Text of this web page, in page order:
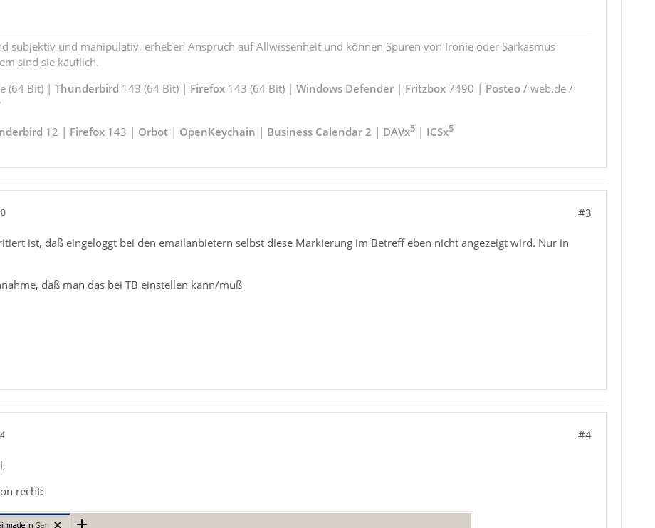
subjektiv und manipulativ, erheben Anspruch auf Allwissenheit und können Spuren von Ironie oder Sarkasmus
sind sie käuflich.
(64 Bit) | Thunderbird 143 (64 Bit) | Firefox143 (64 Bit) | Windows Defender| Fritzbox7490 | Posteo/ web.de /
12 | Firefox143 | Orbot| OpenKeychain | Business Calendar 2 | DAVx5| ICSx5
#3
ist, daß eingeloggt bei den emailanbietern selbst diese Markierung im Betreff eben nicht angezeigt wird. Nur in
daß man das bei TB einstellen kann/muß
#4
recht: